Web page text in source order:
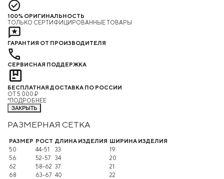
100% ОРИГИНАЛЬНОСТЬ
ТОЛЬКО СЕРТИФИЦИРОВАННЫЕ ТОВАРЫ
ГАРАНТИЯ ОТ ПРОИЗВОДИТЕЛЯ
СЕРВИСНАЯ ПОДДЕРЖКА
БЕСПЛАТНАЯ ДОСТАВКА ПО РОССИИ
ОТ 5 000 ₽
*ПОДРОБНЕЕ
ЗАКРЫТЬ
РАЗМЕРНАЯ СЕТКА
РАЗМЕР РОСТ ДЛИНА ИЗДЕЛИЯ ШИРИНА ИЗДЕЛИЯ
50
44-51 33
19
56
52-57 34
20
62
58-62 37
21
68
63-67 40
22